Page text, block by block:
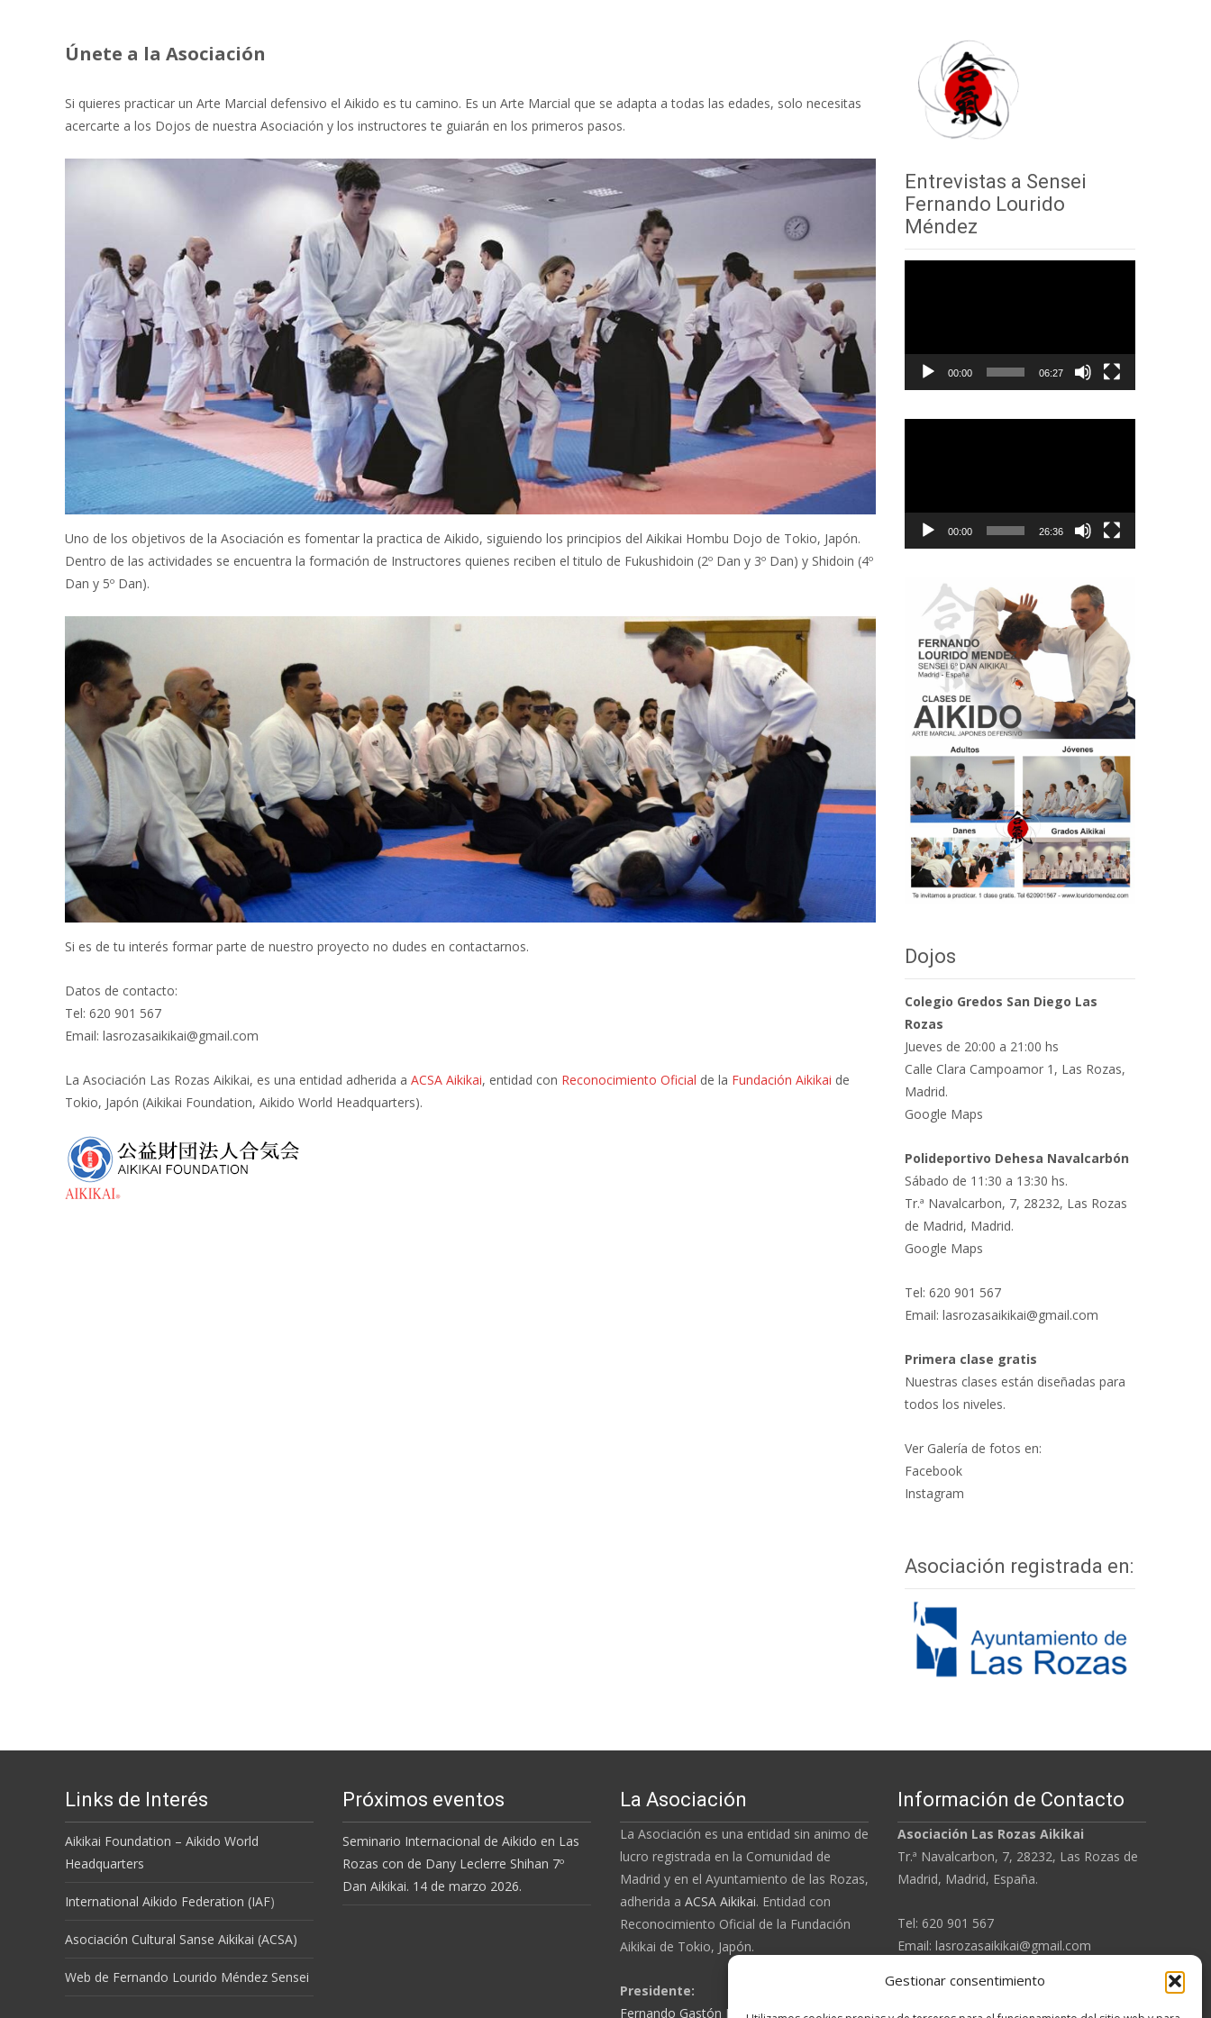
Gestionar consentimiento
Únete a la Asociación
Si quieres practicar un Arte Marcial defensivo el Aikido es tu camino. Es un Arte Marcial que se adapta a todas las edades, solo necesitas
acercarte a los Dojos de nuestra Asociación y los instructores te guiarán en los primeros pasos.
Uno de los objetivos de la Asociación es fomentar la practica de Aikido, siguiendo los principios del Aikikai Hombu Dojo de Tokio, Japón.
Dentro de las actividades se encuentra la formación de Instructores quienes reciben el titulo de Fukushidoin (2º Dan y 3º Dan) y Shidoin (4º
Dan y 5º Dan).
Si es de tu interés formar parte de nuestro proyecto no dudes en contactarnos.
Datos de contacto:
Tel: 620 901 567
Email: lasrozasaikikai@gmail.com
La Asociación Las Rozas Aikikai, es una entidad adherida a ACSA Aikikai, entidad con Reconocimiento Oficial de la Fundación Aikikai de
Tokio, Japón (Aikikai Foundation, Aikido World Headquarters).
Entrevistas a Sensei
Fernando Lourido
Méndez
00:00 06:27
00:00 26:36
Dojos
Colegio Gredos San Diego Las
Rozas
Jueves de 20:00 a 21:00 hs
Calle Clara Campoamor 1, Las Rozas,
Madrid.
Google Maps
Polideportivo Dehesa Navalcarbón
Sábado de 11:30 a 13:30 hs.
Tr.ª Navalcarbon, 7, 28232, Las Rozas
de Madrid, Madrid.
Google Maps
Tel: 620 901 567
Email: lasrozasaikikai@gmail.com
Primera clase gratis
Nuestras clases están diseñadas para
todos los niveles.
Ver Galería de fotos en:
Facebook
Instagram
Asociación registrada en:
Links de Interés
Aikikai Foundation – Aikido World
Headquarters
International Aikido Federation (IAF)
Asociación Cultural Sanse Aikikai (ACSA)
Web de Fernando Lourido Méndez Sensei
Próximos eventos
Seminario Internacional de Aikido en Las
Rozas con de Dany Leclerre Shihan 7º
Dan Aikikai. 14 de marzo 2026.
La Asociación
La Asociación es una entidad sin animo de
lucro registrada en la Comunidad de
Madrid y en el Ayuntamiento de las Rozas,
adherida a ACSA Aikikai. Entidad con
Reconocimiento Oficial de la Fundación
Aikikai de Tokio, Japón.
Presidente:
Fernando Gastón Lourido MéndezSensei
Información de Contacto
Asociación Las Rozas Aikikai
Tr.ª Navalcarbon, 7, 28232, Las Rozas de
Madrid, Madrid, España.
Tel: 620 901 567
Email: lasrozasaikikai@gmail.com